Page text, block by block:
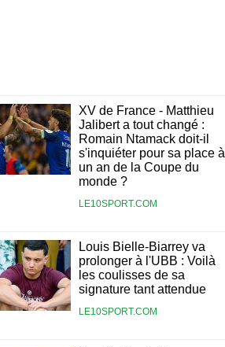
XV de France - Matthieu
Jalibert a tout changé :
Romain Ntamack doit-il
s'inquiéter pour sa place à
un an de la Coupe du
monde ?
LE10SPORT.COM
Louis Bielle-Biarrey va
prolonger à l'UBB : Voilà
les coulisses de sa
signature tant attendue
LE10SPORT.COM